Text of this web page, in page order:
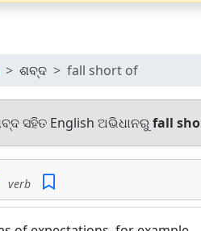
ଶବ୍ଦ fall short of
ସହିତ English ଅଭିଧାନରୁfall
verb